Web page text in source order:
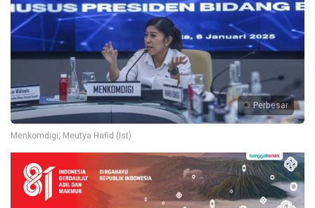
Perbesar
Menkomdigi, Meutya Hafid (Ist)